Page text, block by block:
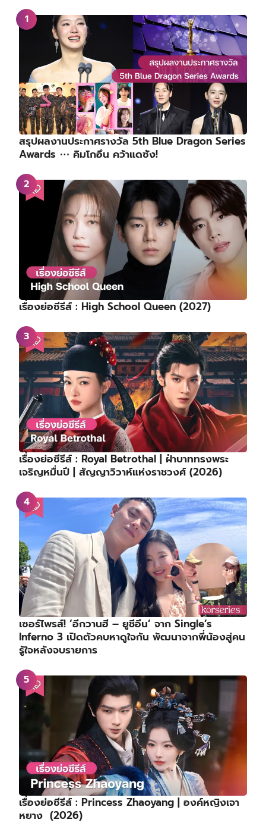
สรุปผลงานประกาศรางวัล 5th Blue Dragon Series
Awards ⋯ คิมโกอึน คว้าแดซัง!
เรื่องย่อซีรีส์ : High School Queen (2027)
เรื่องย่อซีรีส์ : Royal Betrothal | ฝ่าบาททรงพระ
เจริญหมื่นปี | สัญญาวิวาห์แห่งราชวงศ์ (2026)
เซอร์ไพรส์! ‘อีกวานฮี – ยูชีอึน’ จาก Single’s
Inferno 3 เปิดตัวคบหาดูใจกัน พัฒนาจากพี่น้องสู่คน
รู้ใจหลังจบรายการ
เรื่องย่อซีรีส์ : Princess Zhaoyang | องค์หญิงเจา
หยาง (2026)